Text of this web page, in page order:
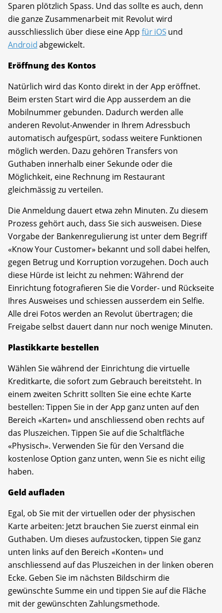
Sparen plötzlich Spass. Und das sollte es auch, denn
die ganze Zusammenarbeit mit Revolut wird
ausschliesslich über diese eine App für iOS und
Androidabgewickelt.
Eröffnung des Kontos
Natürlich wird das Konto direkt in der App eröffnet.
Beim ersten Start wird die App ausserdem an die
Mobilnummer gebunden. Dadurch werden alle
anderen Revolut-Anwender in Ihrem Adressbuch
automatisch aufgespürt, sodass weitere Funktionen
möglich werden. Dazu gehören Transfers von
Guthaben innerhalb einer Sekunde oder die
Möglichkeit, eine Rechnung im Restaurant
gleichmässig zu verteilen.
Die Anmeldung dauert etwa zehn Minuten. Zu diesem
Prozess gehört auch, dass Sie sich ausweisen. Diese
Vorgabe der Bankenregulierung ist unter dem Begriff
«Know Your Customer» bekannt und soll dabei helfen,
gegen Betrug und Korruption vorzugehen. Doch auch
diese Hürde ist leicht zu nehmen: Während der
Einrichtung fotografieren Sie die Vorder- und Rückseite
Ihres Ausweises und schiessen ausserdem ein Selfie.
Alle drei Fotos werden an Revolut übertragen; die
Freigabe selbst dauert dann nur noch wenige Minuten.
Plastikkarte bestellen
Wählen Sie während der Einrichtung die virtuelle
Kreditkarte, die sofort zum Gebrauch bereitsteht. In
einem zweiten Schritt sollten Sie eine echte Karte
bestellen: Tippen Sie in der App ganz unten auf den
Bereich «Karten» und anschliessend oben rechts auf
das Pluszeichen. Tippen Sie auf die Schaltfläche
«Physisch». Verwenden Sie für den Versand die
kostenlose Option ganz unten, wenn Sie es nicht eilig
haben.
Geld aufladen
Egal, ob Sie mit der virtuellen oder der physischen
Karte arbeiten: Jetzt brauchen Sie zuerst einmal ein
Guthaben. Um dieses aufzustocken, tippen Sie ganz
unten links auf den Bereich «Konten» und
anschliessend auf das Pluszeichen in der linken oberen
Ecke. Geben Sie im nächsten Bildschirm die
gewünschte Summe ein und tippen Sie auf die Fläche
mit der gewünschten Zahlungsmethode.